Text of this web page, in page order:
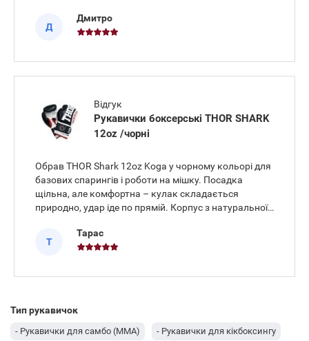
має перфорацію, рука не «пливе» від вологи. Вага
14 oz дода
Д
Дмитро
Відгук
Рукавички боксерські THOR SHARK
12oz /чорні
Обрав THOR Shark 12oz Koga у чорному кольорі для
базових спарингів і роботи на мішку. Посадка
щільна, але комфортна – кулак складається
природно, удар іде по прямій. Корпус з натуральної
провітрюється. Вага 12 oz дає потрібну швидкість, а
широка манжета на липуч
Т
Тарас
Тип рукавичок
- Рукавички для самбо (ММА) - Рукавички для кікбоксингу